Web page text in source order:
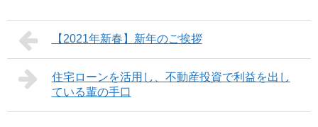
【2021年新春】新年のご挨拶
住宅ローンを活用し、不動産投資で利益を出し
ている輩の手口